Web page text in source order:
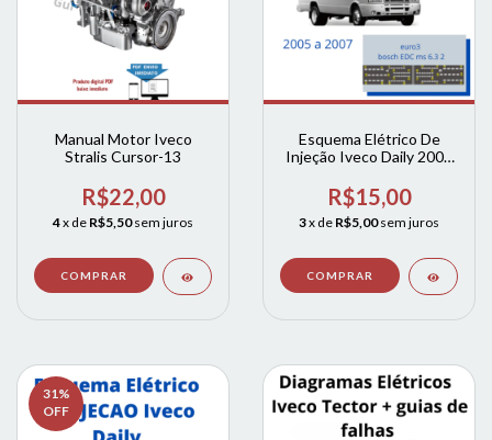
Manual Motor Iveco
Stralis Cursor-13
R$22,00
4x de R$5,50 sem juros
Esquema Elétrico De
Injeção Iveco Daily 2005
R$15,00
3x de R$5,00 sem juros
31%
OFF